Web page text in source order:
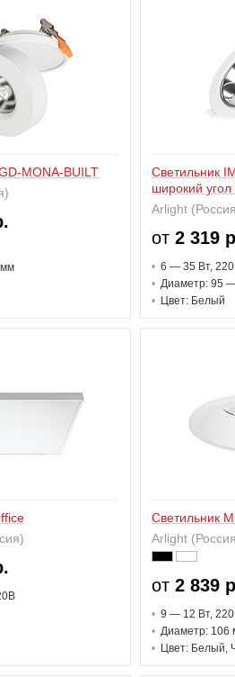
MONA-BUILT
Светильник
широкий угол
Arlight
от2 319
6 — 35 Вт,
Диаметр: 95
Цвет: Белый
Светильник
Arlight
от2 839
9 — 12 Вт,
Диаметр: 106
Цвет: Белый,